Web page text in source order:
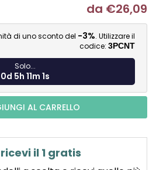
da €26,09
di uno sconto del -3%. Utilizzare il
codice: 3PCNT
Solo...
0d 5h 11m 0s
AL CARRELLO
il 1 gratis